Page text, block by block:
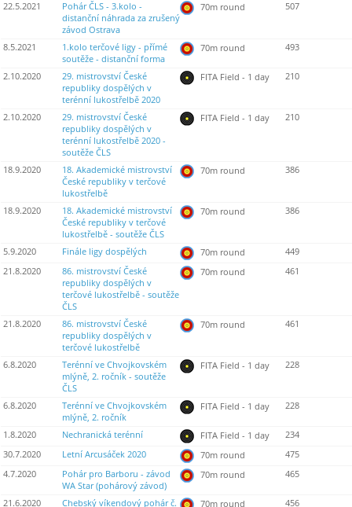
22.5.2021
Pohár ČLS - 3.kolo -
distanční náhrada za zrušený
závod Ostrava
70m round 507
8.5.2021
1.kolo terčové ligy - přímé
soutěže - distanční forma
70m round 493
2.10.2020
29. mistrovství České
republiky dospělých v
terénní lukostřelbě 2020
FITA Field - 1 day 210
2.10.2020
29. mistrovství České
republiky dospělých v
terénní lukostřelbě 2020 -
soutěže ČLS
FITA Field - 1 day 210
18.9.2020
18. Akademické mistrovství
České republiky v terčové
lukostřelbě
70m round 386
18.9.2020
18. Akademické mistrovství
České republiky v terčové
lukostřelbě - soutěže ČLS
70m round 386
5.9.2020 Finále ligy dospělých 70m round
449
21.8.2020
86. mistrovství České
republiky dospělých v
terčové lukostřelbě - soutěže
ČLS
70m round 461
21.8.2020
86. mistrovství České
republiky dospělých v
terčové lukostřelbě
70m round 461
6.8.2020
Terénní ve Chvojkovském
mlýně, 2. ročník - soutěže
ČLS
FITA Field - 1 day 228
6.8.2020
Terénní ve Chvojkovském
mlýně, 2. ročník
FITA Field - 1 day 228
1.8.2020 Nechranická terénní FITA Field - 1 day
234
30.7.2020
Letní Arcusáček 2020 70m round
475
4.7.2020
Pohár pro Barboru - závod
WA Star (pohárový závod)
70m round 465
21.6.2020 Chebský víkendový pohár č. 70m round 456